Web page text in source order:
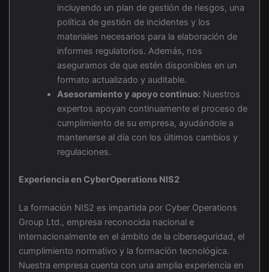
incluyendo un plan de gestión de riesgos, una
política de gestión de incidentes y los
materiales necesarios para la elaboración de
informes regulatorios. Además, nos
aseguramos de que estén disponibles en un
formato actualizado y auditable.
Asesoramiento y apoyo continuo:Nuestros
expertos apoyan continuamente el proceso de
cumplimiento de su empresa, ayudándole a
mantenerse al día con los últimos cambios y
regulaciones.
Experiencia en CyberOperations NIS2
La formación NIS2 es impartida por Cyber Operations
Group Ltd., empresa reconocida nacional e
internacionalmente en el ámbito de la ciberseguridad, el
cumplimiento normativo y la formación tecnológica.
Nuestra empresa cuenta con una amplia experiencia en